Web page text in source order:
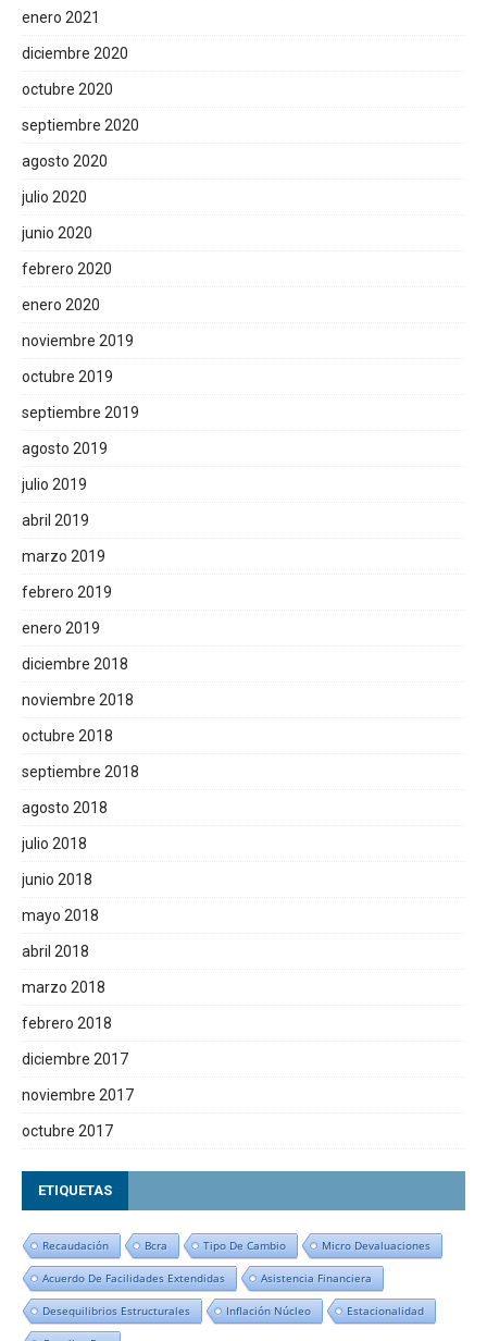
enero 2021
diciembre 2020
octubre 2020
septiembre 2020
agosto 2020
julio 2020
junio 2020
febrero 2020
enero 2020
noviembre 2019
octubre 2019
septiembre 2019
agosto 2019
julio 2019
abril 2019
marzo 2019
febrero 2019
enero 2019
diciembre 2018
noviembre 2018
octubre 2018
septiembre 2018
agosto 2018
julio 2018
junio 2018
mayo 2018
abril 2018
marzo 2018
febrero 2018
diciembre 2017
noviembre 2017
octubre 2017
ETIQUETAS
Recaudación Bcra Tipo De Cambio Micro Devaluaciones
Acuerdo De Facilidades Extendidas Asistencia Financiera
Desequilibrios Estructurales Inflación Núcleo Estacionalidad